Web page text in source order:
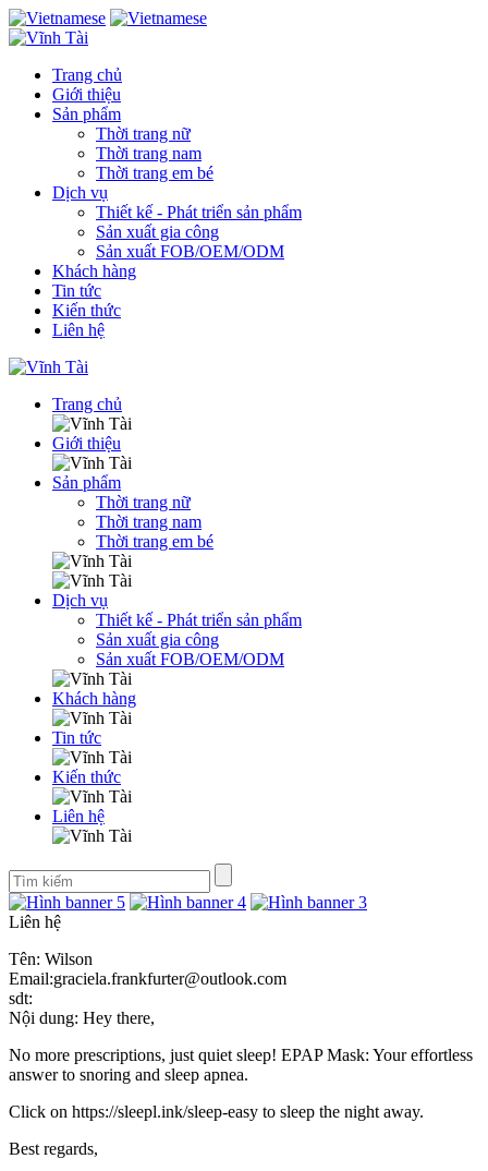
Trang chủ
Giới thiệu
Sản phẩm
Thời trang nữ
Thời trang nam
Thời trang em bé
Dịch vụ
Thiết kế - Phát triển sản phẩm
Sản xuất gia công
Sản xuất FOB/OEM/ODM
Khách hàng
Tin tức
Kiến thức
Liên hệ
Trang chủ
Giới thiệu
Sản phẩm
Thời trang nữ
Thời trang nam
Thời trang em bé
Dịch vụ
Thiết kế - Phát triển sản phẩm
Sản xuất gia công
Sản xuất FOB/OEM/ODM
Khách hàng
Tin tức
Kiến thức
Liên hệ
Liên hệ
Tên: Wilson
Email:graciela.frankfurter@outlook.com
sdt:
Nội dung: Hey there,
No more prescriptions, just quiet sleep! EPAP Mask: Your effortless
answer to snoring and sleep apnea.
Click on https://sleepl.ink/sleep-easy to sleep the night away.
Best regards,